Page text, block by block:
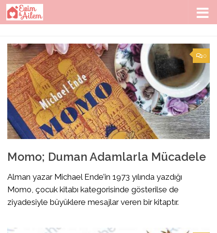
Skip to content
0
Momo; Duman Adamlarla Mücadele
Alman yazar Michael Ende’in 1973 yılında yazdığı
Momo, çocuk kitabı kategorisinde gösterilse de
ziyadesiyle büyüklere mesajlar veren bir kitaptır.